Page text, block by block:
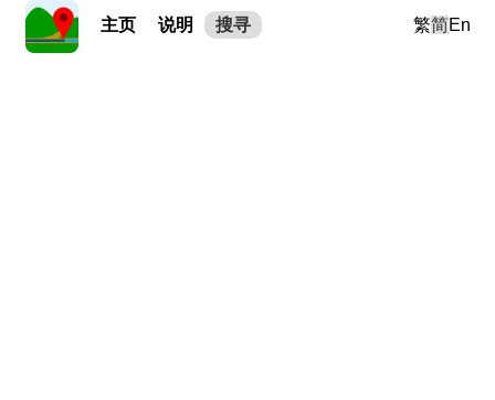
主页 说明 搜寻 繁简En